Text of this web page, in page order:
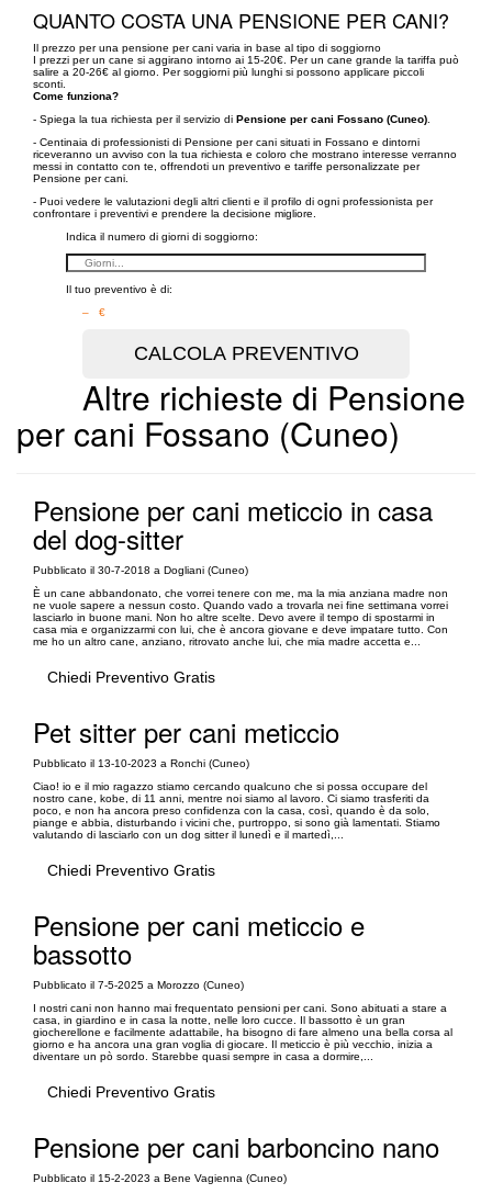
QUANTO COSTA UNA PENSIONE PER CANI?
Il prezzo per una pensione per cani varia in base al tipo di soggiorno
I prezzi per un cane si aggirano intorno ai 15-20€. Per un cane grande la tariffa può
salire a 20-26€ al giorno. Per soggiorni più lunghi si possono applicare piccoli
sconti.
Come funziona?
- Spiega la tua richiesta per il servizio di Pensione per cani Fossano (Cuneo)
- Centinaia di professionisti di Pensione per cani situati in Fossano e dintorni
riceveranno un avviso con la tua richiesta e coloro che mostrano interesse verranno
messi in contatto con te, offrendoti un preventivo e tariffe personalizzate per
Pensione per cani.
- Puoi vedere le valutazioni degli altri clienti e il profilo di ogni professionista per
confrontare i preventivi e prendere la decisione migliore.
Indica il numero di giorni di soggiorno:
Il tuo preventivo è di:
– €
Altre richieste di Pensione
per cani Fossano (Cuneo)
Pensione per cani meticcio in casa
del dog-sitter
Pubblicato il 30-7-2018 a Dogliani (Cuneo)
È un cane abbandonato, che vorrei tenere con me, ma la mia anziana madre non
ne vuole sapere a nessun costo. Quando vado a trovarla nei fine settimana vorrei
lasciarlo in buone mani. Non ho altre scelte. Devo avere il tempo di spostarmi in
casa mia e organizzarmi con lui, che è ancora giovane e deve impatare tutto. Con
me ho un altro cane, anziano, ritrovato anche lui, che mia madre accetta e...
Chiedi Preventivo Gratis
Pet sitter per cani meticcio
Pubblicato il 13-10-2023 a Ronchi (Cuneo)
Ciao! io e il mio ragazzo stiamo cercando qualcuno che si possa occupare del
nostro cane, kobe, di 11 anni, mentre noi siamo al lavoro. Ci siamo trasferiti da
poco, e non ha ancora preso confidenza con la casa, così, quando è da solo,
piange e abbia, disturbando i vicini che, purtroppo, si sono già lamentati. Stiamo
valutando di lasciarlo con un dog sitter il lunedì e il martedì,...
Chiedi Preventivo Gratis
Pensione per cani meticcio e
bassotto
Pubblicato il 7-5-2025 a Morozzo (Cuneo)
I nostri cani non hanno mai frequentato pensioni per cani. Sono abituati a stare a
casa, in giardino e in casa la notte, nelle loro cucce. Il bassotto è un gran
giocherellone e facilmente adattabile, ha bisogno di fare almeno una bella corsa al
giorno e ha ancora una gran voglia di giocare. Il meticcio è più vecchio, inizia a
diventare un pò sordo. Starebbe quasi sempre in casa a dormire,...
Chiedi Preventivo Gratis
Pensione per cani barboncino nano
Pubblicato il 15-2-2023 a Bene Vagienna (Cuneo)